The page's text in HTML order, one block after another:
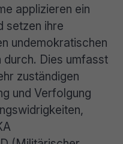
applizieren ein
setzen ihre
undemokratischen
durch. Dies umfasst
zuständigen
und Verfolgung